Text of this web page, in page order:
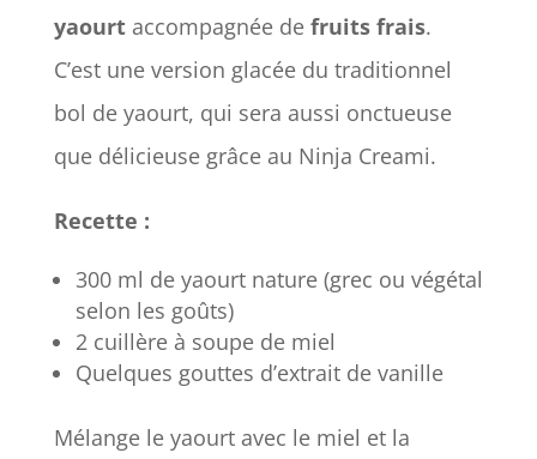
yaourtaccompagnée de fruits frais.
C’est une version glacée du traditionnel
bol de yaourt, qui sera aussi onctueuse
que délicieuse grâce au Ninja Creami.
Recette :
300 ml de yaourt nature (grec ou végétal
selon les goûts)
2 cuillère à soupe de miel
Quelques gouttes d’extrait de vanille
Mélange le yaourt avec le miel et la